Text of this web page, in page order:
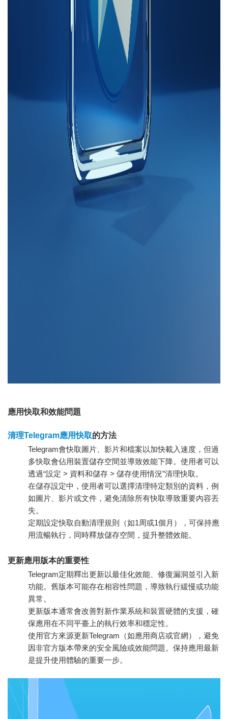
應用快取和效能問題
清理Telegram應用快取的方法
Telegram會快取圖片、影片和檔案以加快載入速度，但過
多快取會佔用裝置儲存空間並導致效能下降。使用者可以
透過“設定 > 資料和儲存 > 儲存使用情況”清理快取。
在儲存設定中，使用者可以選擇清理特定類別的資料，例
如圖片、影片或文件，避免清除所有快取導致重要內容丟
失。
定期設定快取自動清理規則（如1周或1個月），可保持應
用流暢執行，同時釋放儲存空間，提升整體效能。
更新應用版本的重要性
Telegram定期釋出更新以最佳化效能、修復漏洞並引入新
功能。舊版本可能存在相容性問題，導致執行緩慢或功能
異常。
更新版本通常會改善對新作業系統和裝置硬體的支援，確
保應用在不同平臺上的執行效率和穩定性。
使用官方來源更新Telegram（如應用商店或官網），避免
因非官方版本帶來的安全風險或效能問題。保持應用最新
是提升使用體驗的重要一步。